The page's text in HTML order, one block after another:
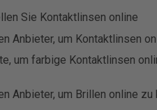
Sie Kontaktlinsen online
Anbieter, um Kontaktlinsen
um farbige Kontaktlinsen
Anbieter, um Brillen online zu